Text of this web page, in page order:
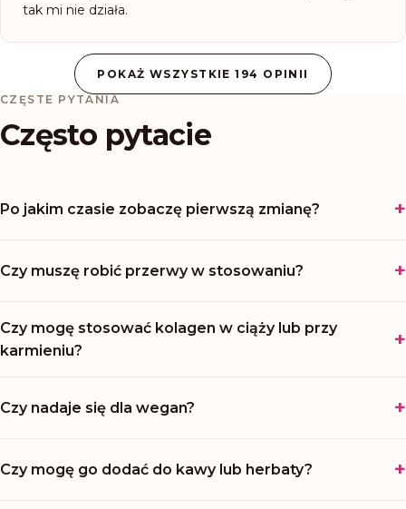
tak mi nie działa.
POKAŻ WSZYSTKIE 194 OPINII
CZĘSTE PYTANIA
Często pytacie
Po jakim czasie zobaczę pierwszą zmianę?
Czy muszę robić przerwy w stosowaniu?
Czy mogę stosować kolagen w ciąży lub przy
karmieniu?
Czy nadaje się dla wegan?
Czy mogę go dodać do kawy lub herbaty?